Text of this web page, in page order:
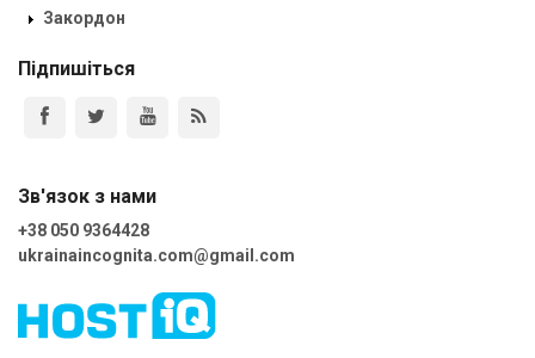
Закордон
Підпишіться
Зв'язок з нами
+38 050 9364428
ukrainaincognita.com@gmail.com